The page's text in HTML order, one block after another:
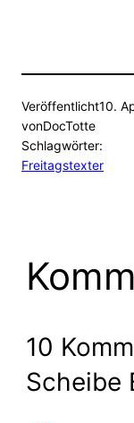
Veröffentlicht10.
vonDocTotte
Schlagwörter:
Freitagstexter
10
Scheibe